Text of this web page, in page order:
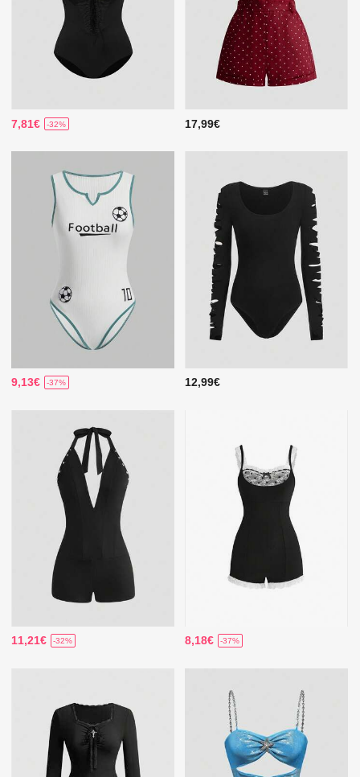
7,81€ -32% 17,99€
9,13€ -37% 12,99€
11,21€ -32% 8,18€ -37%